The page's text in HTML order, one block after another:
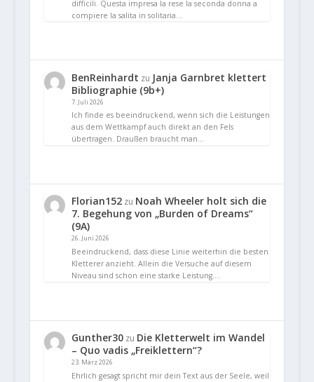
difficili. Questa impresa la rese la seconda donna a
compiere la salita in solitaria…
BenReinhardt zu Janja Garnbret klettert
Bibliographie (9b+)
7. Juli 2026
Ich finde es beeindruckend, wenn sich die Leistungen
aus dem Wettkampf auch direkt an den Fels
übertragen. Draußen braucht man…
Florian152zu Noah Wheeler holt sich die
7. Begehung von „Burden of Dreams“
(9A)
26. Juni 2026
Beeindruckend, dass diese Linie weiterhin die besten
Kletterer anzieht. Allein die Versuche auf diesem
Niveau sind schon eine starke Leistung.…
Gunther30zu Die Kletterwelt im Wandel
– Quo vadis „Freiklettern“?
23. März 2026
Ehrlich gesagt spricht mir dein Text aus der Seele, weil